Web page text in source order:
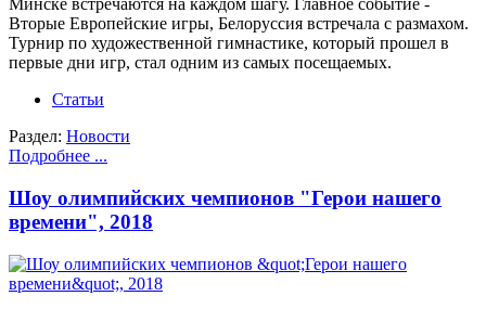
Минске встречаются на каждом шагу. Главное событие -
Вторые Европейские игры, Белоруссия встречала с размахом.
Турнир по художественной гимнастике, который прошел в
первые дни игр, стал одним из самых посещаемых.
Статьи
Раздел: Новости
Подробнее ...
Шоу олимпийских чемпионов "Герои нашего
времени", 2018